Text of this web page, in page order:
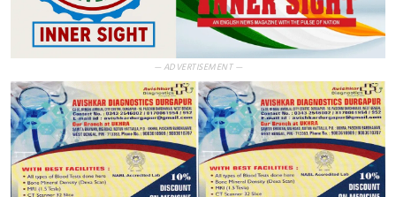
— ADVERTISEMENT —